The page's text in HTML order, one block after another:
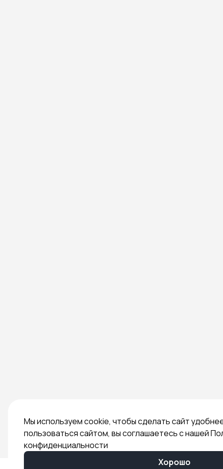
Мы используем cookie, чтобы сделать сайт
пользоваться сайтом, вы соглашаетесь с нашей
конфиденциальности
Хорошо